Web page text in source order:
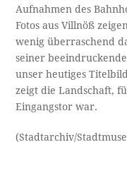
Aufnahmen des
Fotos aus Villnöß
wenig überraschend
seiner
unser heutiges
zeigt die Landschaft,
Eingangstor war.
(Stadtarchiv/